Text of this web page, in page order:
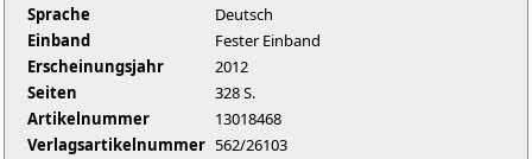
Sprache
Deutsch
Einband
Fester Einband
Erscheinungsjahr
2012
Seiten
328 S.
Artikelnummer
13018468
Verlagsartikelnummer 562/26103